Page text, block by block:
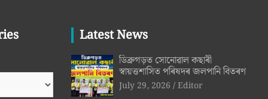
Latest News
ডিব্ৰুগড়ত সোনোৱাল কছাৰী
স্বায়ত্তশাসিত পৰিষদৰ জলপানি বিতৰণ
July 29, 2026 Editor